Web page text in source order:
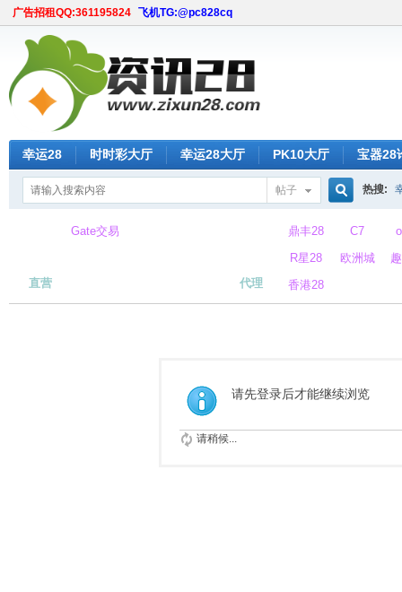
广告招租QQ:361195824 飞机TG:@pc828cq
幸运28 时时彩大厅 幸运28大厅 PK10大厅 宝器28
帖子 热搜:
直营
Gate交易
代理
鼎丰28 C7
R星28
欧洲城
香港28
请先登录后才能继续浏览
请稍候...